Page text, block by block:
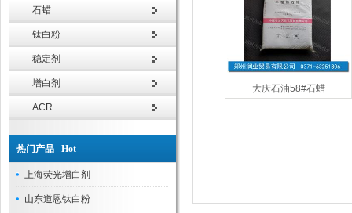
石蜡
钛白粉
稳定剂
增白剂
ACR
热门产品 Hot
上海荧光增白剂
山东道恩钛白粉
大庆石油58#石蜡